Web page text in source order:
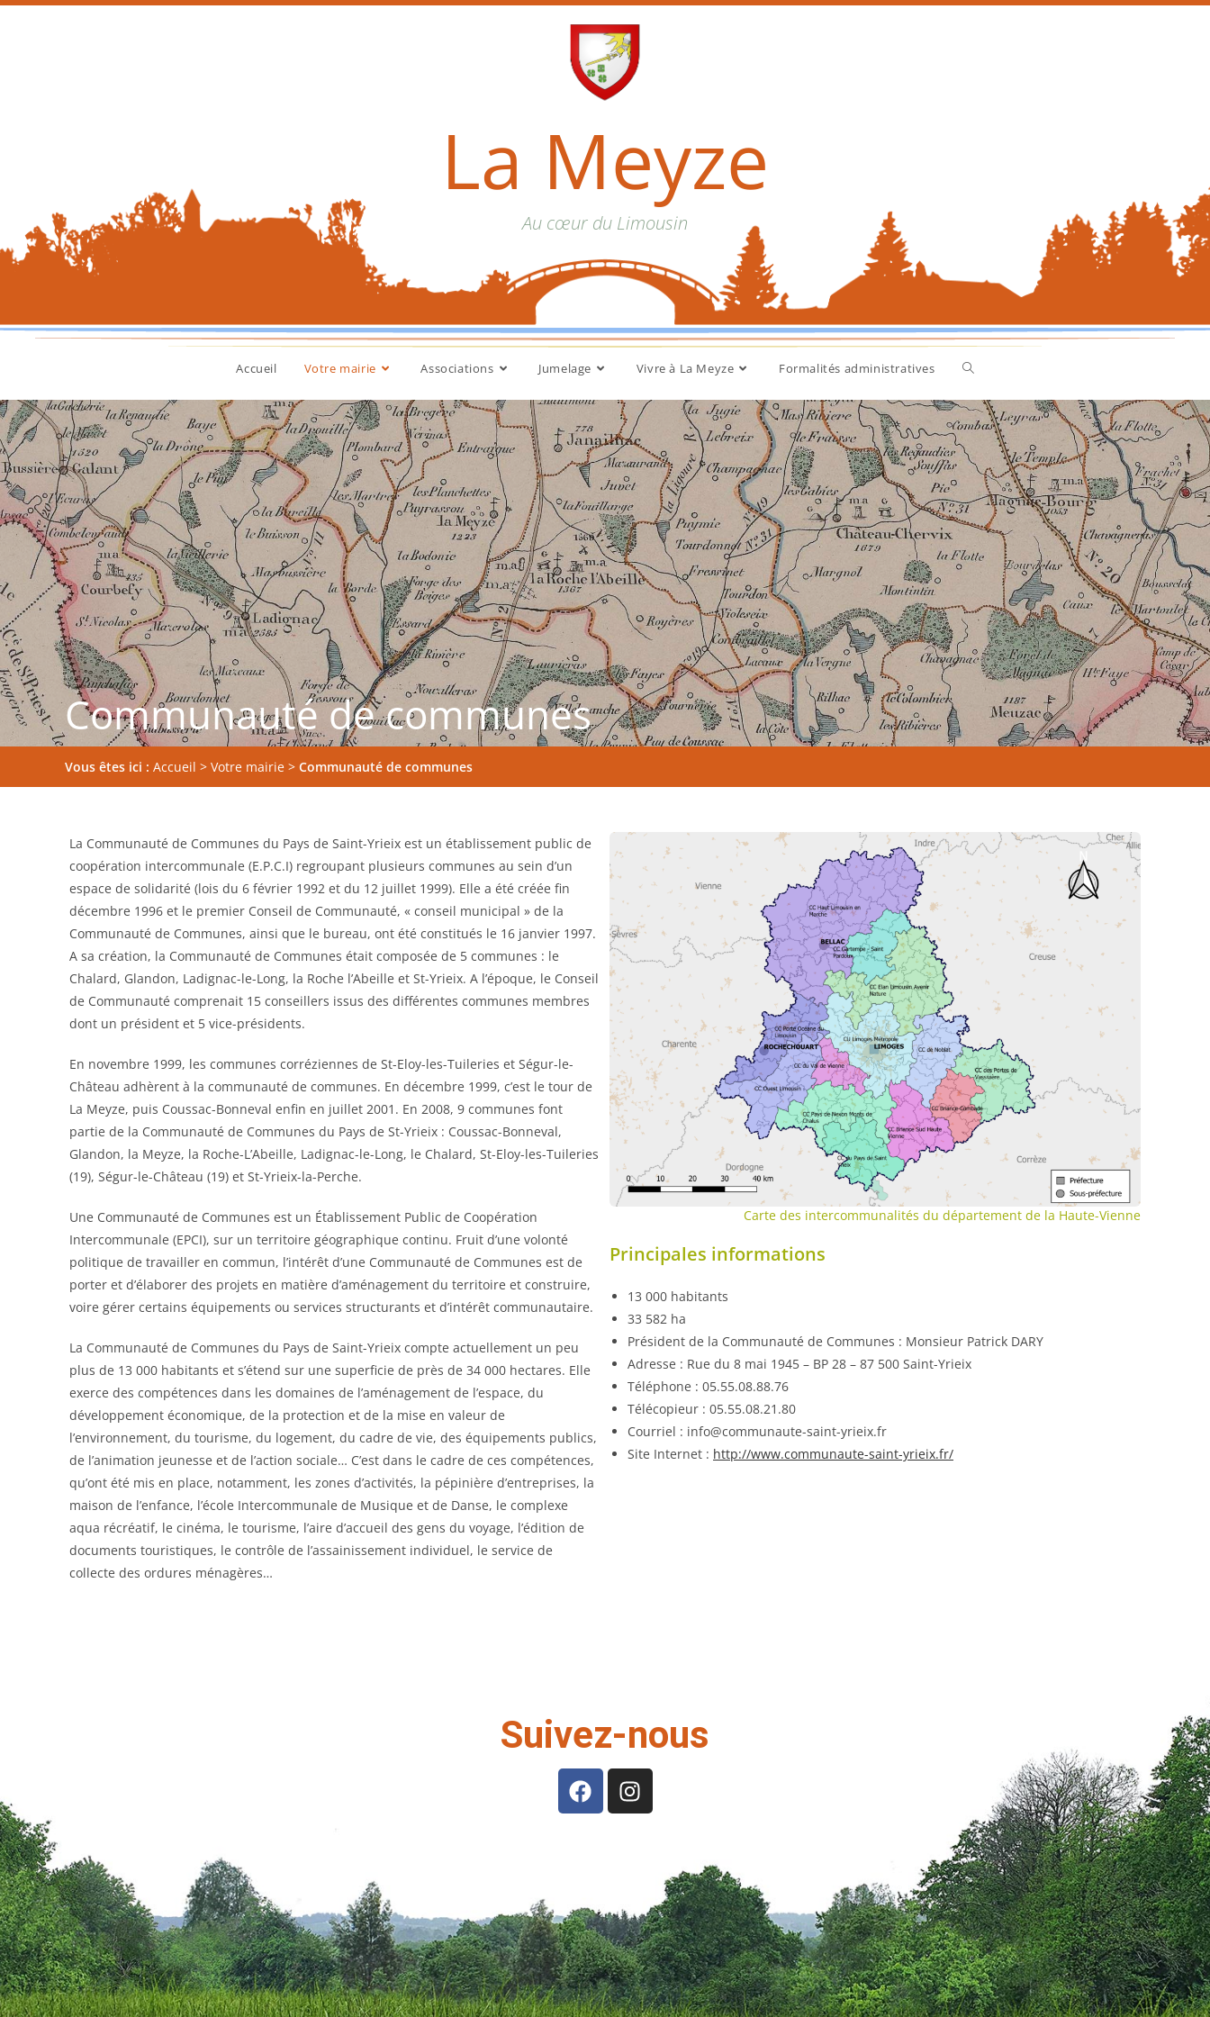
La Meyze
Au cœur du Limousin
Accueil Votre mairie Associations Jumelage Vivre à La Meyze Formalités administratives
Communauté de communes
Vous êtes ici : Accueil > Votre mairie > Communauté de communes
La Communauté de Communes du Pays de Saint-Yrieix est un établissement public de
coopération intercommunale (E.P.C.I) regroupant plusieurs communes au sein d’un
espace de solidarité (lois du 6 février 1992 et du 12 juillet 1999). Elle a été créée fin
décembre 1996 et le premier Conseil de Communauté, « conseil municipal » de la
Communauté de Communes, ainsi que le bureau, ont été constitués le 16 janvier 1997.
A sa création, la Communauté de Communes était composée de 5 communes : le
Chalard, Glandon, Ladignac-le-Long, la Roche l’Abeille et St-Yrieix. A l’époque, le Conseil
de Communauté comprenait 15 conseillers issus des différentes communes membres
dont un président et 5 vice-présidents.
En novembre 1999, les communes corréziennes de St-Eloy-les-Tuileries et Ségur-le-
Château adhèrent à la communauté de communes. En décembre 1999, c’est le tour de
La Meyze, puis Coussac-Bonneval enfin en juillet 2001. En 2008, 9 communes font
partie de la Communauté de Communes du Pays de St-Yrieix : Coussac-Bonneval,
Glandon, la Meyze, la Roche-L’Abeille, Ladignac-le-Long, le Chalard, St-Eloy-les-Tuileries
(19), Ségur-le-Château (19) et St-Yrieix-la-Perche.
Une Communauté de Communes est un Établissement Public de Coopération
Intercommunale (EPCI), sur un territoire géographique continu. Fruit d’une volonté
politique de travailler en commun, l’intérêt d’une Communauté de Communes est de
porter et d’élaborer des projets en matière d’aménagement du territoire et construire,
voire gérer certains équipements ou services structurants et d’intérêt communautaire.
La Communauté de Communes du Pays de Saint-Yrieix compte actuellement un peu
plus de 13 000 habitants et s’étend sur une superficie de près de 34 000 hectares. Elle
exerce des compétences dans les domaines de l’aménagement de l’espace, du
développement économique, de la protection et de la mise en valeur de
l’environnement, du tourisme, du logement, du cadre de vie, des équipements publics,
de l’animation jeunesse et de l’action sociale… C’est dans le cadre de ces compétences,
qu’ont été mis en place, notamment, les zones d’activités, la pépinière d’entreprises, la
maison de l’enfance, l’école Intercommunale de Musique et de Danse, le complexe
aqua récréatif, le cinéma, le tourisme, l’aire d’accueil des gens du voyage, l’édition de
documents touristiques, le contrôle de l’assainissement individuel, le service de
collecte des ordures ménagères…
Carte des intercommunalités du département de la Haute-Vienne
Principales informations
13 000 habitants
33 582 ha
Président de la Communauté de Communes : Monsieur Patrick DARY
Adresse : Rue du 8 mai 1945 – BP 28 – 87 500 Saint-Yrieix
Téléphone : 05.55.08.88.76
Télécopieur : 05.55.08.21.80
Courriel : info@communaute-saint-yrieix.fr
Site Internet : http://www.communaute-saint-yrieix.fr/
Suivez-nous